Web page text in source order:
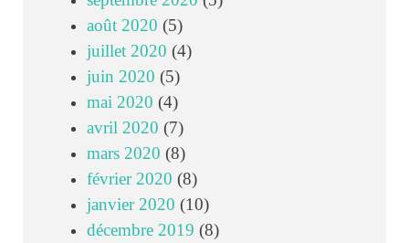
août 2020 (5)
juillet 2020 (4)
juin 2020 (5)
mai 2020 (4)
avril 2020 (7)
mars 2020 (8)
février 2020 (8)
janvier 2020 (10)
décembre 2019 (8)